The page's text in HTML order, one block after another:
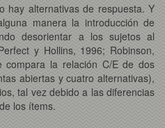
hay alternativas de respuesta. Y
manera la introducción de
desorientar a los sujetos al
y Hollins, 1996; Robinson,
compara la relación C/E de dos
abiertas y cuatro alternativas),
tal vez debido a las diferencias
los ítems.